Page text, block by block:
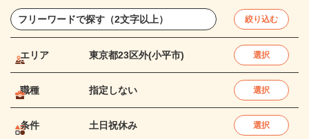
絞り込む
エリア 東京都23区外(小平市) 選択
職種 指定しない 選択
条件 土日祝休み 選択